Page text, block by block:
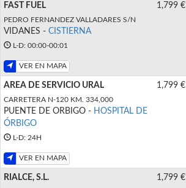
FAST FUEL
PEDRO FERNANDEZ VALLADARES S/N
VIDANES - CISTIERNA
L-D: 00:00-00:01
VER EN MAPA
1,799 €
AREA DE SERVICIO URAL
CARRETERA N-120 KM. 334,000
PUENTE DE ORBIGO - HOSPITAL DE
ÓRBIGO
L-D: 24H
VER EN MAPA
1,799 €
RIALCE, S.L. 1,799 €